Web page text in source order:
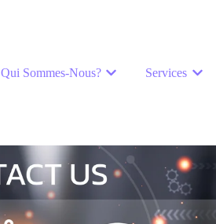
Qui Sommes-Nous?
Afficher le sous-
Services